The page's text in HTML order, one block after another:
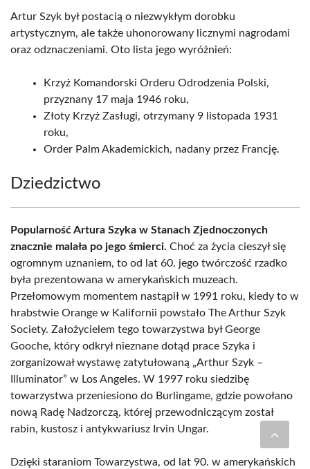
Artur Szyk był postacią o niezwykłym dorobku
artystycznym, ale także uhonorowany licznymi nagrodami
oraz odznaczeniami. Oto lista jego wyróżnień:
Krzyż Komandorski Orderu Odrodzenia Polski,
przyznany 17 maja 1946 roku,
Złoty Krzyż Zasługi, otrzymany 9 listopada 1931
roku,
Order Palm Akademickich, nadany przez Francję.
Dziedzictwo
Popularność Artura Szyka w Stanach Zjednoczonych
znacznie malała po jego śmierci. Choć za życia cieszył się
ogromnym uznaniem, to od lat 60. jego twórczość rzadko
była prezentowana w amerykańskich muzeach.
Przełomowym momentem nastąpił w 1991 roku, kiedy to w
hrabstwie Orange w Kalifornii powstało The Arthur Szyk
Society. Założycielem tego towarzystwa był George
Gooche, który odkrył nieznane dotąd prace Szyka i
zorganizował wystawę zatytułowaną „Arthur Szyk –
Illuminator” w Los Angeles. W 1997 roku siedzibę
towarzystwa przeniesiono do Burlingame, gdzie powołano
nową Radę Nadzorczą, której przewodniczącym został
rabin, kustosz i antykwariusz Irvin Ungar.
Dzięki staraniom Towarzystwa, od lat 90. w amerykańskich